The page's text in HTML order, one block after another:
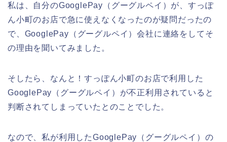
私は、自分のGooglePay（グーグルペイ）が、すっぽ
ん小町のお店で急に使えなくなったのが疑問だったの
で、GooglePay（グーグルペイ）会社に連絡をしてそ
の理由を聞いてみました。
そしたら、なんと！すっぽん小町のお店で利用した
GooglePay（グーグルペイ）が不正利用されていると
判断されてしまっていたとのことでした。
なので、私が利用したGooglePay（グーグルペイ）の